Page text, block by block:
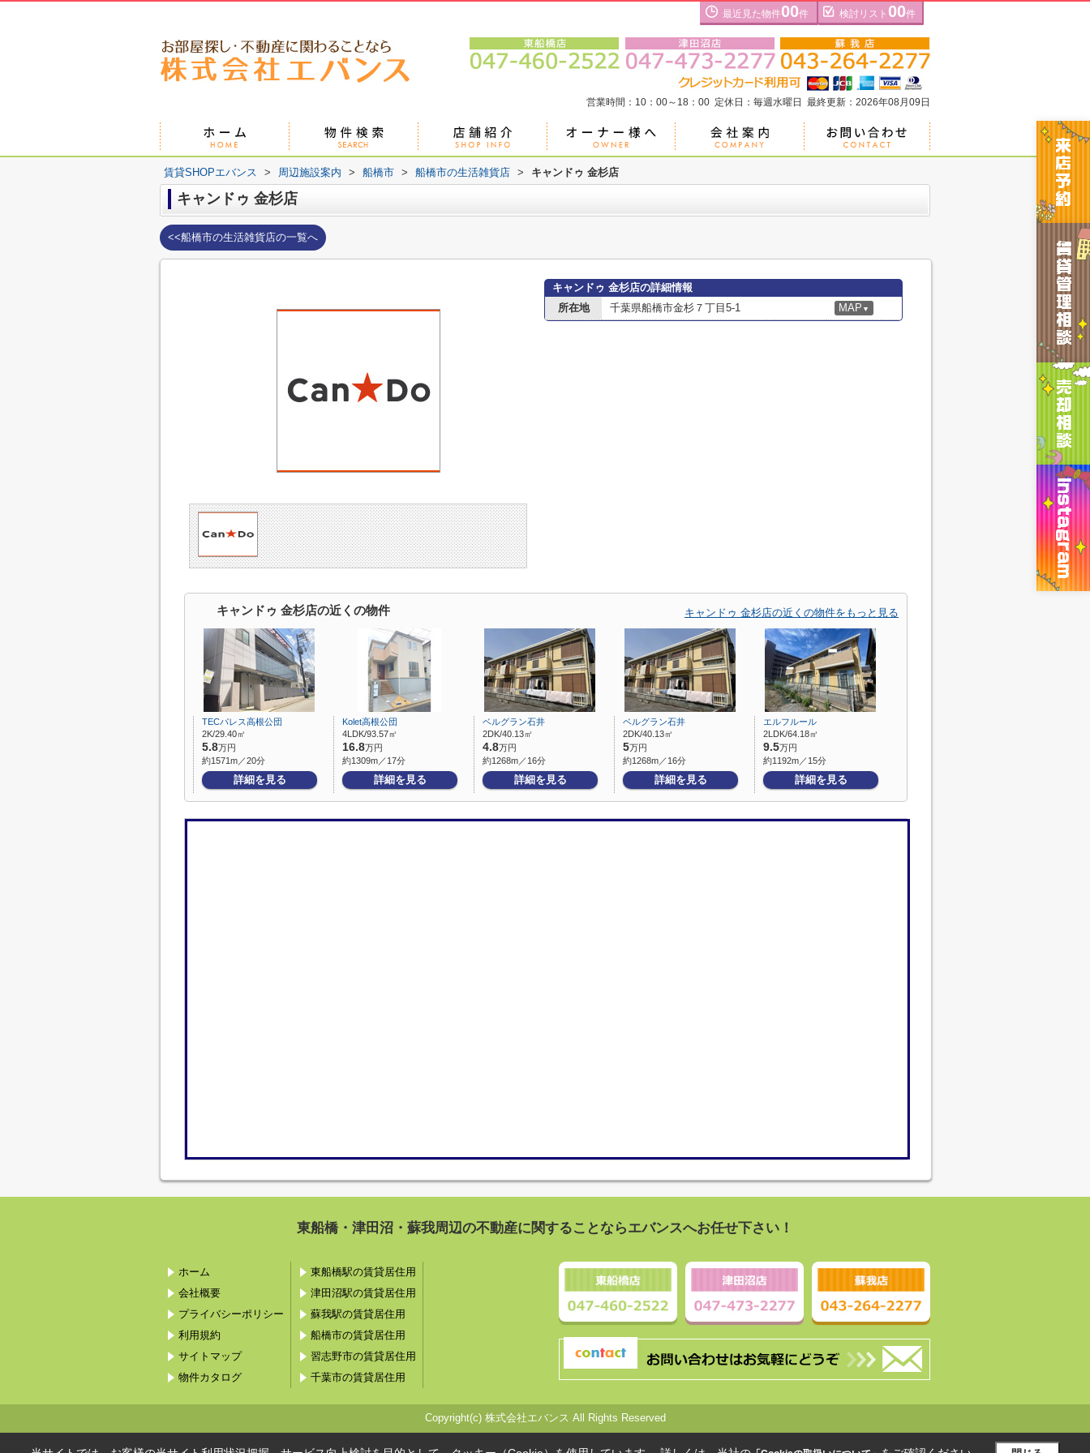
最近見た物件00件 検討リスト 00件
営業時間：10：00～18：00 定休日：毎週水曜日 最終更新：2026年08月09日
賃貸SHOPエバンス > 周辺施設案内 > 船橋市 > 船橋市の生活雑貨店 > キャンドゥ 金杉店
キャンドゥ 金杉店
<<船橋市の生活雑貨店の一覧へ
キャンドゥ 金杉店の詳細情報
所在地
千葉県船橋市金杉７丁目5-1 MAP ▼
キャンドゥ 金杉店の近くの物件 キャンドゥ 金杉店の近くの物件をもっと見る
TECパレス高根公団
2K/29.40㎡
5.8万円
約1571m／20分
詳細を見る
Kolet高根公団
4LDK/93.57㎡
16.8万円
約1309m／17分
詳細を見る
ベルグラン石井
2DK/40.13㎡
4.8万円
約1268m／16分
詳細を見る
ベルグラン石井
2DK/40.13㎡
5万円
約1268m／16分
詳細を見る
エルフルール
2LDK/64.18㎡
9.5万円
約1192m／15分
詳細を見る
東船橋・津田沼・蘇我周辺の不動産に関することならエバンスへお任せ下さい！
ホーム
会社概要
プライバシーポリシー
利用規約
サイトマップ
物件カタログ
東船橋駅の賃貸居住用
津田沼駅の賃貸居住用
蘇我駅の賃貸居住用
船橋市の賃貸居住用
習志野市の賃貸居住用
千葉市の賃貸居住用
Copyright(c) 株式会社エバンス All Rights Reserved